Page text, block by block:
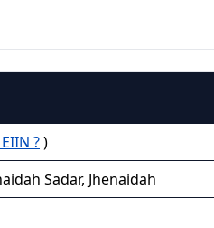
?)
Sadar, Jhenaidah